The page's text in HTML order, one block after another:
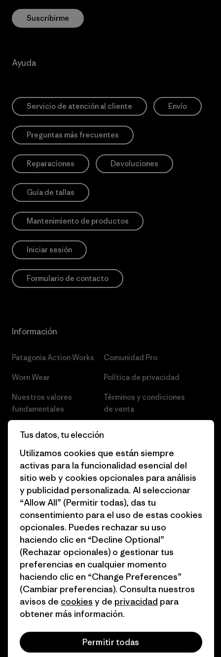
Suscribirme
Ayuda
Servicio de atención al cliente Envío
Preguntas más frecuentes
Reparaciones Devoluciones
Guía de tallas
Mantenimiento de productos
Iniciar sesión
Formulario de contacto
Información
Patagonia Action Works
Worn Wear
Nuestros valores
fundamentales
Business Unusual
Objetivos climáticos
1% for the Planet
Cómo financiamos
Tarjetas regalo
Encuentra una tienda
Comunidad Pro
Política de privacidad
Términos y condiciones
de venta
Empleo
Prensa
Programa para profesionales
del sector
Programa de afiliados
Mapa del sitio Patagonia
España
© 2026 Patagonia, Inc. Todos los derechos reservados.
Tus datos, tu elección
Utilizamos cookies que están siempre
activas para la funcionalidad esencial del
sitio web y cookies opcionales para análisis
y publicidad personalizada. Al seleccionar
“Allow All” (Permitir todas), das tu
consentimiento para el uso de estas cookies
opcionales. Puedes rechazar su uso
haciendo clic en “Decline Optional”
(Rechazar opcionales) o gestionar tus
preferencias en cualquier momento
haciendo clic en “Change Preferences”
(Cambiar preferencias). Consulta nuestros
avisos de cookies y de privacidad para
obtener más información.
Permitir todas